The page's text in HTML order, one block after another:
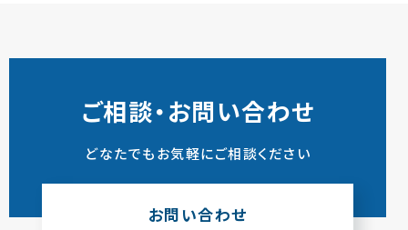
ご相談・お問い合わせ
どなたでもお気軽にご相談ください
お問い合わせ